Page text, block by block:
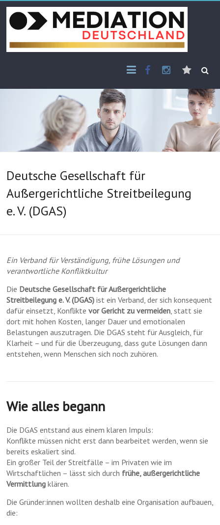
Skip
content
Mail
Deutsche Gesellschaft für
Außergerichtliche Streitbeilegung
e. V. (DGAS)
Ein Verband für Verständigung, frühe Lösungen und
verantwortliche Konfliktkultur
Die Deutsche Gesellschaft für Außergerichtliche
Streitbeilegung e. V. (DGAS) ist ein Verband, der sich konsequent
dafür einsetzt, Konfliktevor Gericht zu vermeiden, statt sie
dort mit hohen Kosten, langer Dauer und emotionalen
Belastungen auszutragen. Die DGAS steht für Ausgleich, für
Klarheit – und für die Überzeugung, dass gute Lösungen dann
entstehen, wenn Menschen sich noch zuhören.
Wie alles begann
Die DGAS entstand aus einem klaren Impuls:
Konflikte müssen nicht erst dann bearbeitet werden, wenn sie
bereits eskaliert sind.
Ein großer Teil der Streitfälle – im Privaten wie im
Wirtschaftlichen – lässt sich durch frühe, außergerichtliche
Vermittlung klären.
Die Gründer:innen wollten deshalb eine Organisation aufbauen,
die: